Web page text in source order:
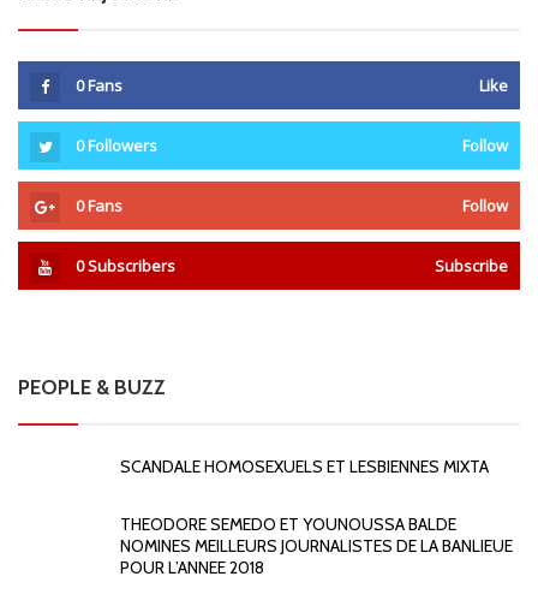
0Fans Like
0Followers Follow
0Fans Follow
0Subscribers Subscribe
PEOPLE & BUZZ
SCANDALE HOMOSEXUELS ET LESBIENNES MIXTA
THEODORE SEMEDO ET YOUNOUSSA BALDE
NOMINES MEILLEURS JOURNALISTES DE LA BANLIEUE
POUR L’ANNEE 2018